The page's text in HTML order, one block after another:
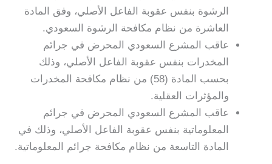
الرشوة بنفس عقوبة الفاعل الأصلي، وفق المادة
العاشرة من نظام مكافحة الرشوة السعودي.
عاقب المشرع السعودي المحرض في جرائم
المخدرات بنفس عقوبة الفاعل الأصلي، وذلك
بحسب المادة (58) من نظام مكافحة المخدرات
والمؤثرات العقلية.
عاقب المشرع السعودي المحرض في جرائم
المعلوماتية بنفس عقوبة الفاعل الأصلي، وذلك في
المادة التاسعة من نظام مكافحة جرائم المعلوماتية.